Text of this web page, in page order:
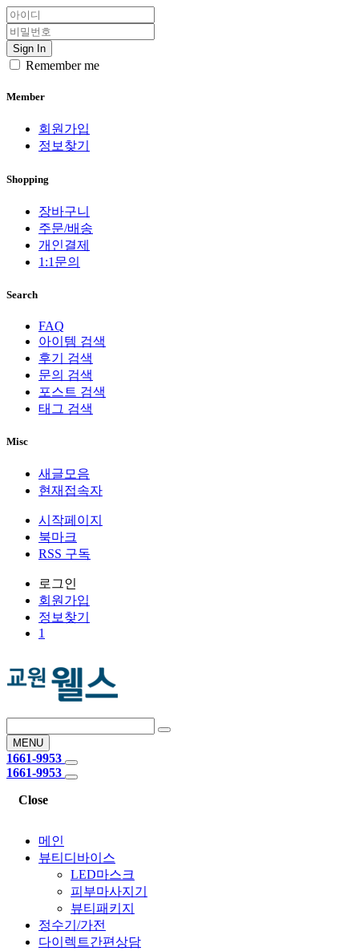
Sign In
Remember me
Member
회원가입
정보찾기
Shopping
장바구니
주문/배송
개인결제
1:1문의
Search
FAQ
아이템 검색
후기 검색
문의 검색
포스트 검색
태그 검색
Misc
새글모음
현재접속자
시작페이지
북마크
RSS 구독
로그인
회원 가입
정보찾기
1
MENU
1661-9953
1661-9953
Close
메인
뷰티디바이스
LED마스크
피부마사지기
뷰티패키지
정수기/가전
다이렉트간편상담